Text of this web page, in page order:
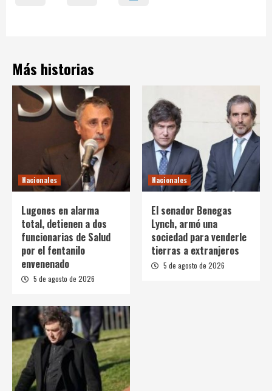
Más historias
Nacionales
Lugones en alarma
total, detienen a dos
funcionarias de Salud
por el fentanilo
envenenado
5 de agosto de 2026
Nacionales
El senador Benegas
Lynch, armó una
sociedad para venderle
tierras a extranjeros
5 de agosto de 2026